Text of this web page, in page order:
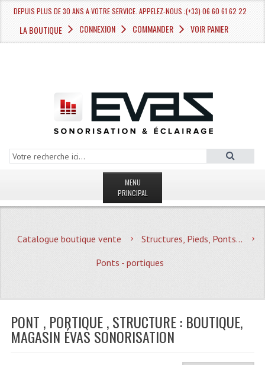
DEPUIS PLUS DE 30 ANS A VOTRE SERVICE. APPELEZ-NOUS :(+33) 06 60 61 62 22
LA BOUTIQUE CONNEXION COMMANDER VOIR PANIER
MENU
PRINCIPAL
MAGASIN
Quoi De Neuf?
Plan Acces, Horaires.
Location De Matériel
Catalogue boutique vente
Structures, Pieds, Ponts...
Ponts - portiques
PONT , PORTIQUE , STRUCTURE : BOUTIQUE,
MAGASIN ÉVAS SONORISATION